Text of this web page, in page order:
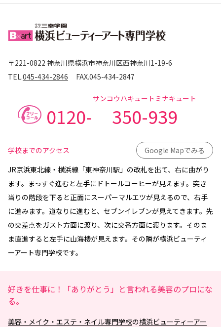
〒221-0822 神奈川県横浜市神奈川区西神奈川1-19-6
TEL.045-434-2846 FAX.045-434-2847
0120- 350-939
サンコウハキュートミナキュート
学校までのアクセス
Google Mapでみる
JR京浜東北線・横浜線「東神奈川駅」の改札を出て、右に曲がり
ます。まっすぐ進むと左手にドトールコーヒーが見えます。突き
当りの階段を下ると正面にスーパーマルエツが見えるので、右手
に進みます。道なりに進むと、セブンイレブンが見えてきます。先
の交差点をガスト方面に渡り、次に交番方面に渡ります。そのま
ま直進すると左手に山海楼が見えます。その隣が横浜ビューティ
ーアート専門学校です。
好きを仕事に！「ありがとう」と言われる美容のプロにな
る。
美容・メイク・エステ・ネイル専門学校の横浜ビューティーアー